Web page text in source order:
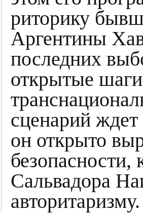
риторику
Аргентины
последних
открытые
сценарий
он открыто
безопасности,
Сальвадора
авторитаризму.